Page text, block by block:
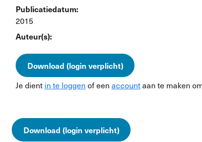
Publicatiedatum:
2015
Auteur(s):
Download (login verplicht)
Je dient in te loggen of een accountaan te maken
Download (login verplicht)